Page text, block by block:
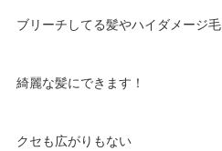
ブリーチしてる髪やハイダメージ毛
綺麗な髪にできます！
クセも広がりもない